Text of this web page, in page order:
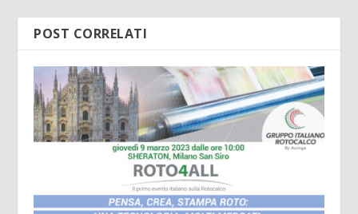
POST CORRELATI